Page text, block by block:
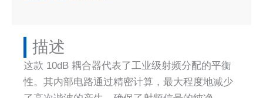
描述​
这款 10dB 耦合器代表了工业级射频分配的平衡
性。其内部电路通过精密计算，最大程度地减少